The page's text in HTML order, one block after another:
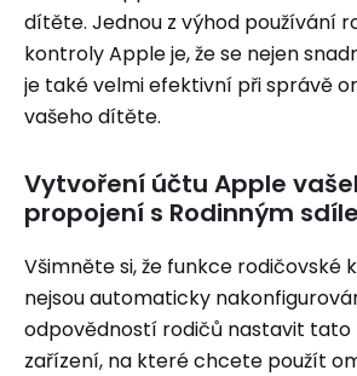
dítěte. Jednou z výhod používání
kontroly Apple je, že se nejen
je také velmi efektivní při správě
vašeho dítěte.
Vytvoření účtu Apple
propojení s Rodinným
Všimněte si, že funkce rodičovské
nejsou automaticky
odpovědností rodičů nastavit tato
zařízení, na které chcete použít